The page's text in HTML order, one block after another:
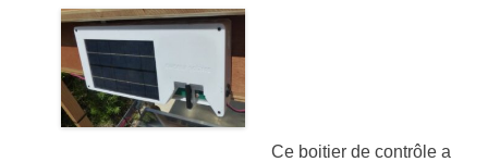
Ce boitier de contrôle a